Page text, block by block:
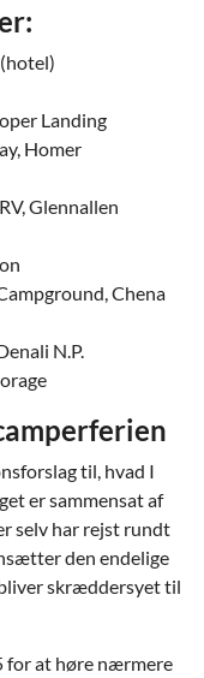
Landing
Homer
Glennallen
Chena
N.P.
til, hvad I
er sammensat af
selv har rejst rundt
den endelige
bliver skræddersyet til
for at høre nærmere